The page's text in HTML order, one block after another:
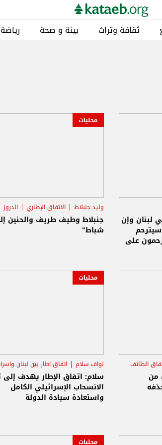
ثقافة وتراث بيئة و صحة رياضة
لبنان وإن
على
محليات
وليد جنبلاط الاتفاق الإطاري الدروز
شباط"
الطائف
من
محليات
نواف سلام
اتفاق اطار بين لبنان
الانسحاب الاسرائيلي
سلام: اتفاق الإطار يهدف
الانسحاب الإسرائيلي الكامل
واستعادة سيادة الدولة
محليات